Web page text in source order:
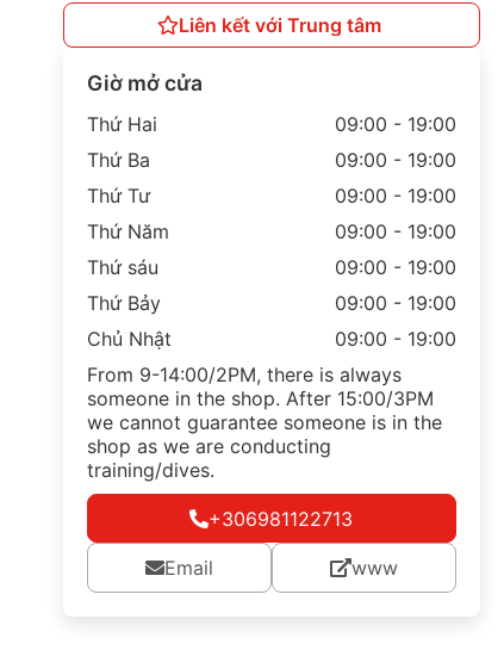
Liên kết với Trung tâm
Giờ mở cửa
Thứ Hai
09:00 - 19:00
Thứ Ba
09:00 - 19:00
Thứ Tư
09:00 - 19:00
Thứ Năm
09:00 - 19:00
Thứ sáu
09:00 - 19:00
Thứ Bảy
09:00 - 19:00
Chủ Nhật
09:00 - 19:00
From 9-14:00/2PM, there is always
someone in the shop. After 15:00/3PM
we cannot guarantee someone is in the
shop as we are conducting
training/dives.
+306981122713
Email www